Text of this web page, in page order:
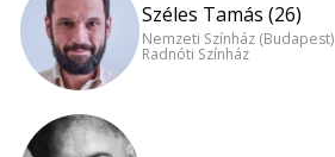
Széles Tamás (26)
Nemzeti Színház (Budapest)
Radnóti Színház